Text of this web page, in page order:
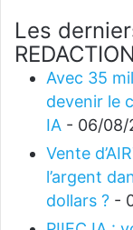
Les
Avec 35
devenir le
IA - 06/08/
Vente
l’argent
dollars ? -